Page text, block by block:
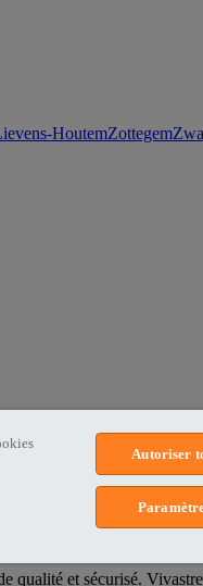
HoutemZottegem
qualité et sécurisé.
Autoriser